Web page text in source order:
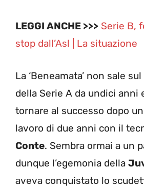
LEGGI ANCHE >>> Serie B,
stop dall’Asl | La situazione
La ‘Beneamata’ non sale
della Serie A da undici anni
tornare al successo dopo
lavoro di due anni con il
Conte. Sembra ormai a un
dunque l’egemonia della
aveva conquistato lo